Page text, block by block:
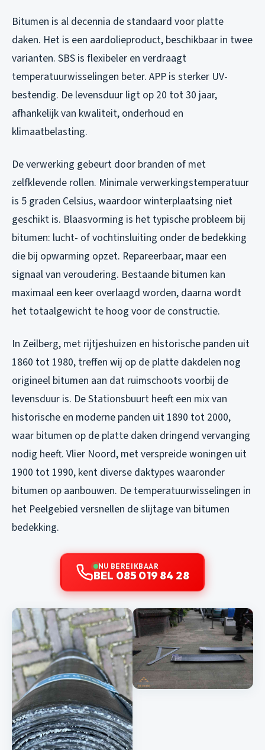
Bitumen is al decennia de standaard voor platte
daken. Het is een aardolieproduct, beschikbaar in twee
varianten. SBS is flexibeler en verdraagt
temperatuurwisselingen beter. APP is sterker UV-
bestendig. De levensduur ligt op 20 tot 30 jaar,
afhankelijk van kwaliteit, onderhoud en
klimaatbelasting.
De verwerking gebeurt door branden of met
zelfklevende rollen. Minimale verwerkingstemperatuur
is 5 graden Celsius, waardoor winterplaatsing niet
geschikt is. Blaasvorming is het typische probleem bij
bitumen: lucht- of vochtinsluiting onder de bedekking
die bij opwarming opzet. Repareerbaar, maar een
signaal van veroudering. Bestaande bitumen kan
maximaal een keer overlaagd worden, daarna wordt
het totaalgewicht te hoog voor de constructie.
In Zeilberg, met rijtjeshuizen en historische panden uit
1860 tot 1980, treffen wij op de platte dakdelen nog
origineel bitumen aan dat ruimschoots voorbij de
levensduur is. De Stationsbuurt heeft een mix van
historische en moderne panden uit 1890 tot 2000,
waar bitumen op de platte daken dringend vervanging
nodig heeft. Vlier Noord, met verspreide woningen uit
1900 tot 1990, kent diverse daktypes waaronder
bitumen op aanbouwen. De temperatuurwisselingen in
het Peelgebied versnellen de slijtage van bitumen
bedekking.
NU BEREIKBAAR
BEL 085 019 84 28